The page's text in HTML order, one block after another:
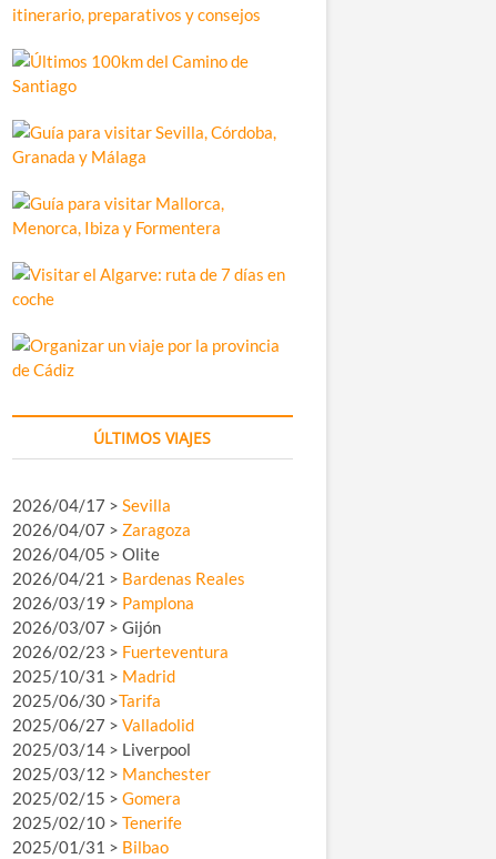
ÚLTIMOS VIAJES
2026/04/17 > Sevilla
2026/04/07 > Zaragoza
2026/04/05 > Olite
2026/04/21 > Bardenas Reales
2026/03/19 > Pamplona
2026/03/07 > Gijón
2026/02/23 > Fuerteventura
2025/10/31 > Madrid
2025/06/30 >Tarifa
2025/06/27 > Valladolid
2025/03/14 > Liverpool
2025/03/12 > Manchester
2025/02/15 > Gomera
2025/02/10 > Tenerife
2025/01/31 > Bilbao